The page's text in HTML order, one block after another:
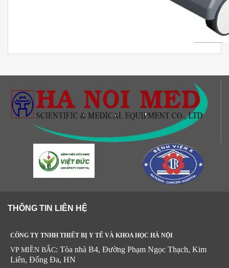
THÔNG TIN LIÊN HỆ
CÔNG TY TNHH THIẾT BỊ Y TẾ VÀ KHOA HỌC HÀ NỘI
VP MIỀN BẮC: Tòa nhà B4, Đường Phạm Ngọc Thạch, Kim
Liên, Đống Đa, HN